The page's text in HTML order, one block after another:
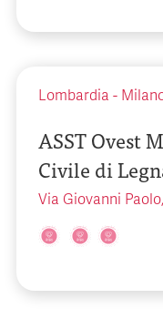
Lombardia -
ASST Ovest
Civile di
Via Giovanni